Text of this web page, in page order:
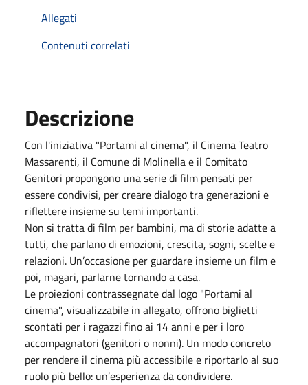
Allegati
Contenuti correlati
Descrizione
Con l'iniziativa "Portami al cinema", il Cinema Teatro
Massarenti, il Comune di Molinella e il Comitato
Genitori propongono una serie di film pensati per
essere condivisi, per creare dialogo tra generazioni e
riflettere insieme su temi importanti.
Non si tratta di film per bambini, ma di storie adatte a
tutti, che parlano di emozioni, crescita, sogni, scelte e
relazioni. Un’occasione per guardare insieme un film e
poi, magari, parlarne tornando a casa.
Le proiezioni contrassegnate dal logo "Portami al
cinema", visualizzabile in allegato, offrono biglietti
scontati per i ragazzi fino ai 14 anni e per i loro
accompagnatori (genitori o nonni). Un modo concreto
per rendere il cinema più accessibile e riportarlo al suo
ruolo più bello: un’esperienza da condividere.